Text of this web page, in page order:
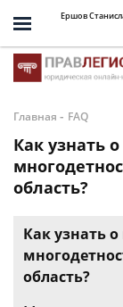
Ершов
Главная - FAQ
Как узнать
область?
Как узнать
область?